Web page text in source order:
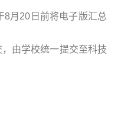
8月20日前将电子版汇总
由学校统一提交至科技